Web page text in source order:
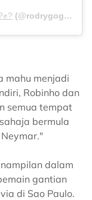
(@rodrygogoes) on
mahu menjadi
Robinho dan
semua tempat
bermula
dalam
gantian
di Sao Paulo.